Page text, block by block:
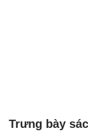
Trưng bày